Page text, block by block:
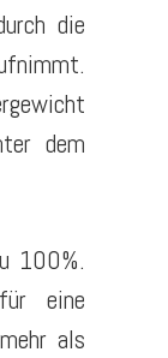
die
dem
100%.
eine
als